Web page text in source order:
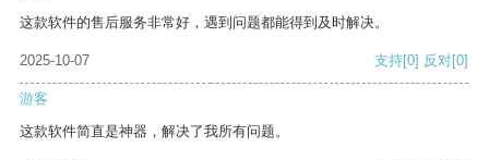
这款软件的售后服务非常好，遇到问题都能得到及时解决。
2025-10-07 支持[0] 反对[0]
游客
这款软件简直是神器，解决了我所有问题。